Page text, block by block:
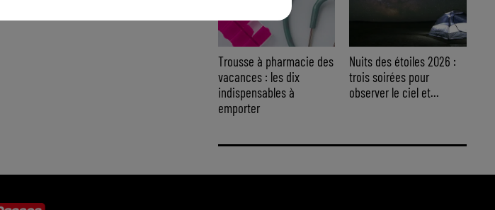
Trousse à pharmacie des
vacances : les dix
indispensables à
emporter
Nuits des étoiles 2026 :
trois soirées pour
observer le ciel et...